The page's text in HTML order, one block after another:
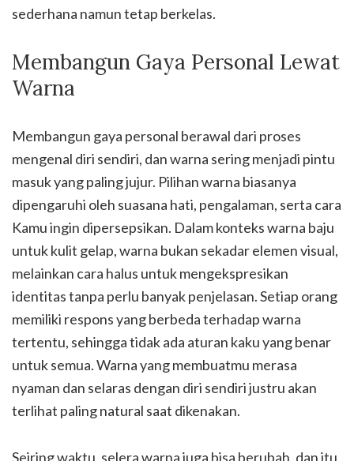
sederhana namun tetap berkelas.
Membangun Gaya Personal Lewat
Warna
Membangun gaya personal berawal dari proses
mengenal diri sendiri, dan warna sering menjadi pintu
masuk yang paling jujur. Pilihan warna biasanya
dipengaruhi oleh suasana hati, pengalaman, serta cara
Kamu ingin dipersepsikan. Dalam konteks warna baju
untuk kulit gelap, warna bukan sekadar elemen visual,
melainkan cara halus untuk mengekspresikan
identitas tanpa perlu banyak penjelasan. Setiap orang
memiliki respons yang berbeda terhadap warna
tertentu, sehingga tidak ada aturan kaku yang benar
untuk semua. Warna yang membuatmu merasa
nyaman dan selaras dengan diri sendiri justru akan
terlihat paling natural saat dikenakan.
Seiring waktu, selera warna juga bisa berubah, dan itu